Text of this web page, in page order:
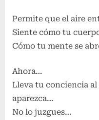
Permite que el aire
Siente cómo tu
Cómo tu mente se
Ahora…
Lleva tu conciencia
aparezca…
No lo juzgues…